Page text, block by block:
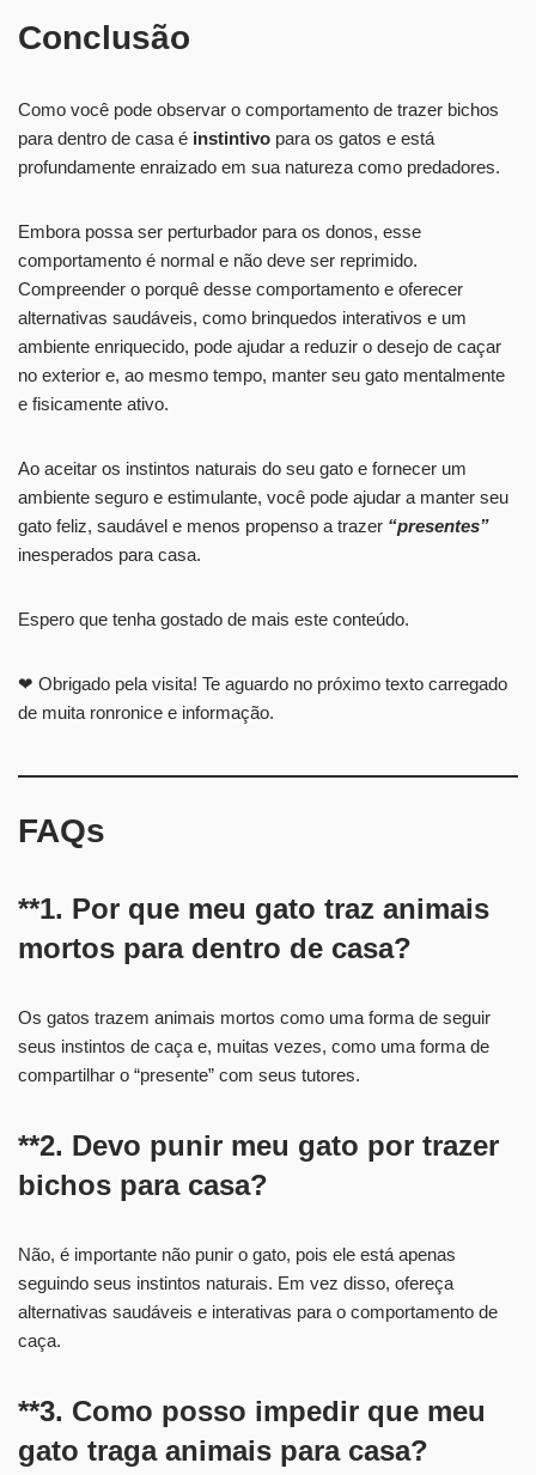
Conclusão
Como você pode observar o comportamento de trazer bichos
para dentro de casa é instintivo para os gatos e está
profundamente enraizado em sua natureza como predadores.
Embora possa ser perturbador para os donos, esse
comportamento é normal e não deve ser reprimido.
Compreender o porquê desse comportamento e oferecer
alternativas saudáveis, como brinquedos interativos e um
ambiente enriquecido, pode ajudar a reduzir o desejo de caçar
no exterior e, ao mesmo tempo, manter seu gato mentalmente
e fisicamente ativo.
Ao aceitar os instintos naturais do seu gato e fornecer um
ambiente seguro e estimulante, você pode ajudar a manter seu
gato feliz, saudável e menos propenso a trazer “presentes”
inesperados para casa.
Espero que tenha gostado de mais este conteúdo.
❤ Obrigado pela visita! Te aguardo no próximo texto carregado
de muita ronronice e informação.
FAQs
**1. Por que meu gato traz animais
mortos para dentro de casa?
Os gatos trazem animais mortos como uma forma de seguir
seus instintos de caça e, muitas vezes, como uma forma de
compartilhar o “presente” com seus tutores.
**2. Devo punir meu gato por trazer
bichos para casa?
Não, é importante não punir o gato, pois ele está apenas
seguindo seus instintos naturais. Em vez disso, ofereça
alternativas saudáveis e interativas para o comportamento de
caça.
**3. Como posso impedir que meu
gato traga animais para casa?